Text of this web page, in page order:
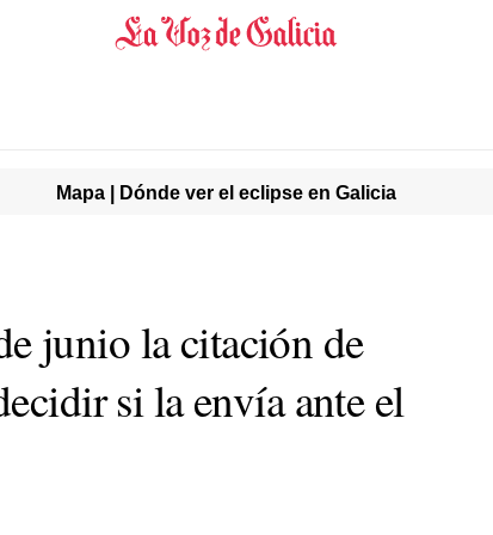
Mapa | Dónde ver el eclipse en Galicia
junio la citación de
si la envía ante el